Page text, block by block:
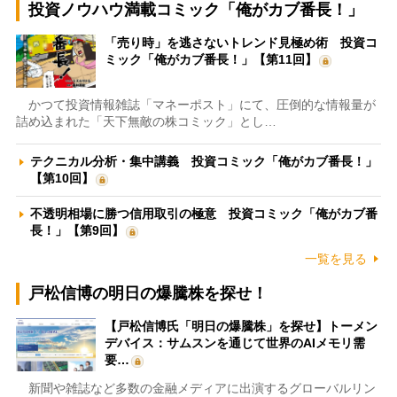
投資ノウハウ満載コミック「俺がカブ番長！」
「売り時」を逃さないトレンド見極め術 投資コ
ミック「俺がカブ番長！」【第11回】
かつて投資情報雑誌「マネーポスト」にて、圧倒的な情報量が
詰め込まれた「天下無敵の株コミック」とし…
テクニカル分析・集中講義 投資コミック「俺がカブ番長！」
【第10回】
不透明相場に勝つ信用取引の極意 投資コミック「俺がカブ番
長！」【第9回】
一覧を見る
戸松信博の明日の爆騰株を探せ！
【戸松信博氏「明日の爆騰株」を探せ】トーメン
デバイス：サムスンを通じて世界のAIメモリ需
要…
新聞や雑誌など多数の金融メディアに出演するグローバルリン